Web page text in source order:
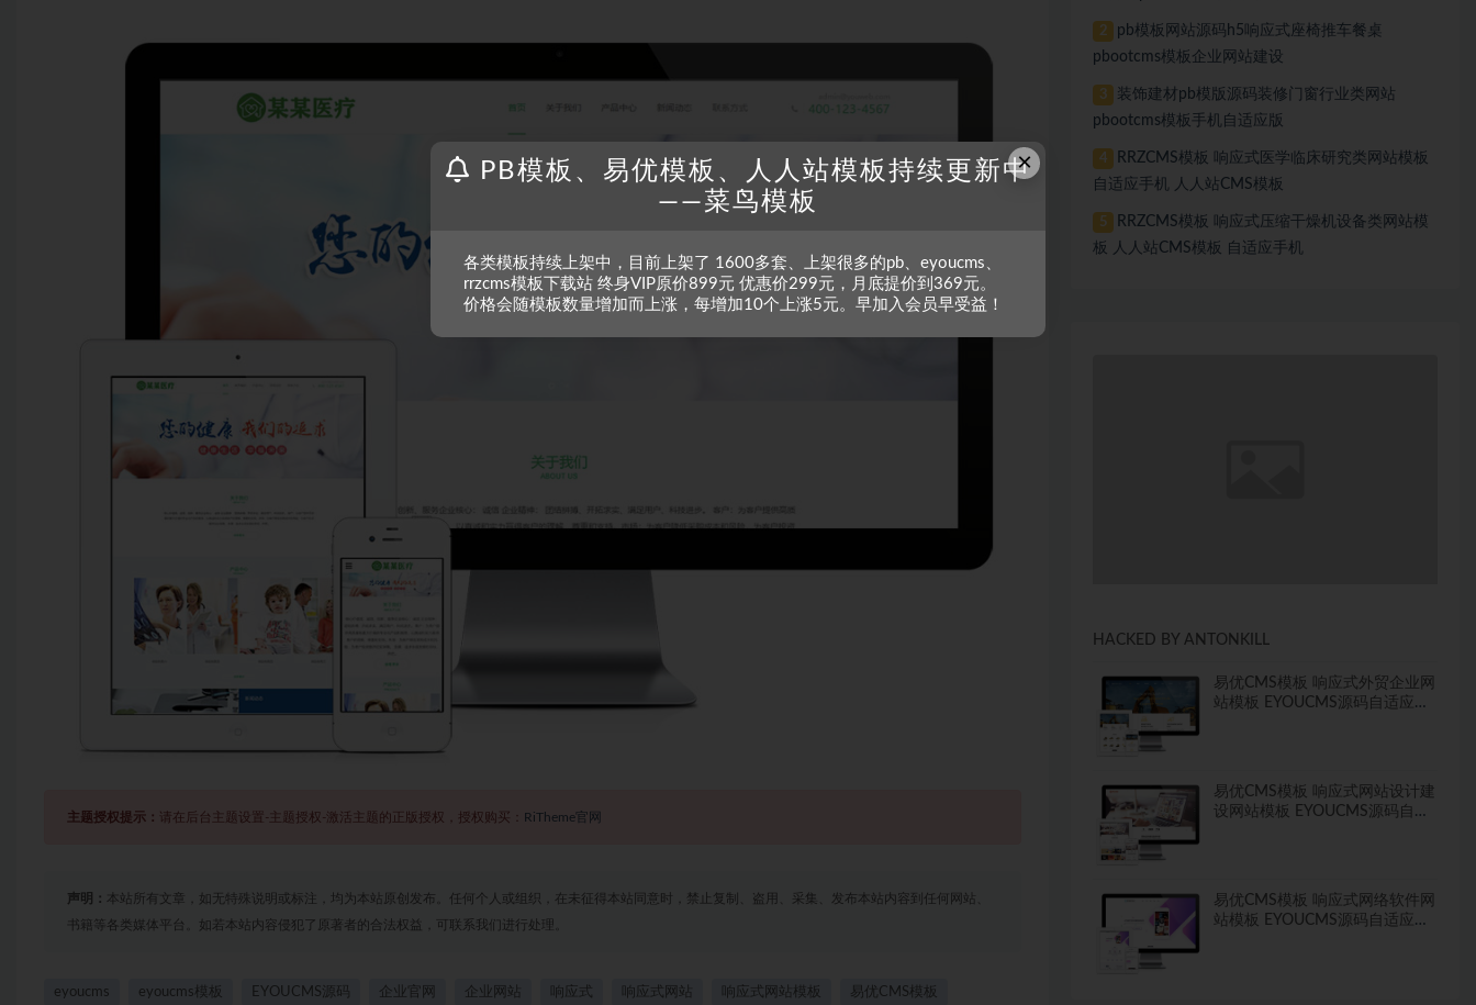
主题授权提示： 请在后台主题设置-主题授权-激活主题的正版授权，授权购买： RiTheme官网
声明： 本站所有文章，如无特殊说明或标注，均为本站原创发布。任何个人或组织，在未征得本站同意时，禁止复制、盗用、采集、发布本站内容到任何网站、
书籍等各类媒体平台。如若本站内容侵犯了原著者的合法权益，可联系我们进行处理。
eyoucms eyoucms模板 EYOUCMS源码 企业官网 企业网站 响应式 响应式网站 响应式网站模板 易优CMS模板
2
pb模板网站源码h5响应式座椅推车餐桌
pbootcms模板企业网站建设
3
装饰建材pb模版源码装修门窗行业类网站
pbootcms模板手机自适应版
4
RRZCMS模板 响应式医学临床研究类网站模板
自适应手机 人人站CMS模板
5
RRZCMS模板 响应式压缩干燥机设备类网站模
板 人人站CMS模板 自适应手机
HACKED BY ANTONKILL
易优CMS模板 响应式外贸企业网
站模板 EYOUCMS源码自适应手
易优CMS模板 响应式网站设计建
设网站模板 EYOUCMS源码自适
易优CMS模板 响应式网络软件网
站模板 EYOUCMS源码自适应手
×
PB模板、易优模板、人人站模板持续更新中
——菜鸟模板
各类模板持续上架中，目前上架了 1600多套、上架很多的pb、eyoucms、
rrzcms模板下载站 终身VIP原价899元 优惠价299元，月底提价到369元。
价格会随模板数量增加而上涨，每增加10个上涨5元。早加入会员早受益！